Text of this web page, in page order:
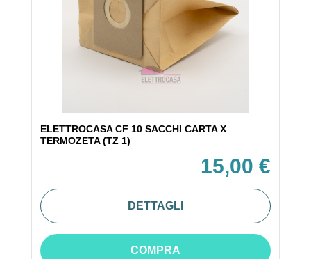
ELETTROCASA CF 10 SACCHI CARTA X
TERMOZETA (TZ 1)
15,00 €
DETTAGLI
COMPRA